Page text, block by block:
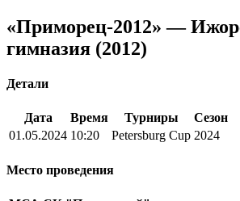
«Приморец-2012» —
гимназия (2012)
Детали
Дата Время Турниры
Сезон
01.05.2024 10:20 Petersburg Cup 2024
Место проведения